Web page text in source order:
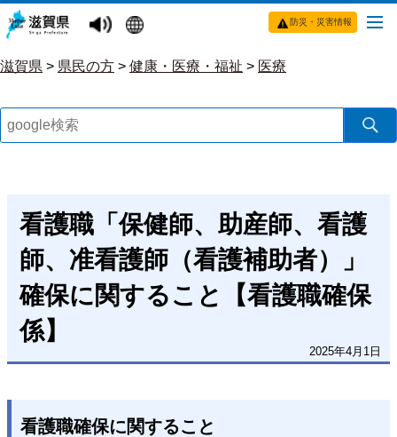
防災・災害情報
滋賀県 > 県民の方 > 健康・医療・福祉 > 医療
看護職「保健師、助産師、看護
師、准看護師（看護補助者）」
確保に関すること【看護職確保
係】
2025年4月1日
看護職確保に関すること